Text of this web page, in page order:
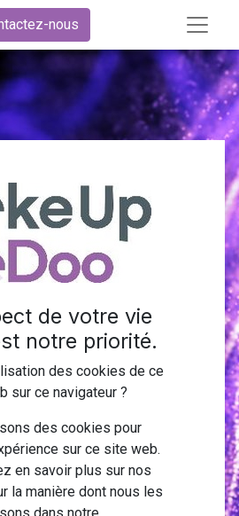
nous
au
pour
E-
pour dynamiser vos
de votre vie
notre priorité.
des cookies de ce
sur ce navigateur ?
des cookies pour
sur ce site web.
en savoir plus sur nos
la manière dont nous les
dans notre .